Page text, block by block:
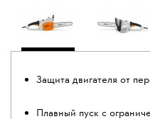
Защита двигателя от
Плавный пуск с